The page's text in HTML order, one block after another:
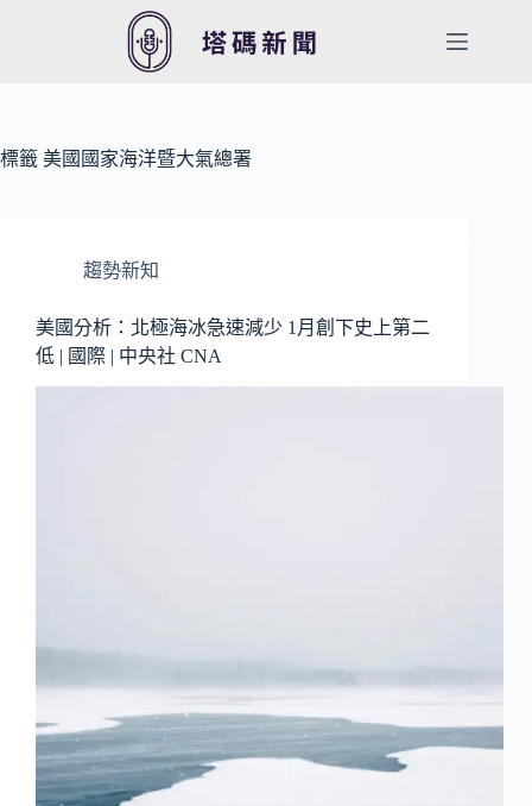
容
標籤 美國國家海洋暨大氣總署
趨勢新知
美國分析：北極海冰急速減少 1月創下史上第二
低 | 國際 | 中央社 CNA